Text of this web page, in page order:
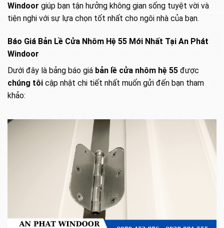
Windoor giúp bạn tận hưởng không gian sống tuyệt vời và
tiện nghi với sự lựa chọn tốt nhất cho ngôi nhà của bạn.
Báo Giá Bản Lề Cửa Nhôm Hệ 55 Mới Nhất Tại An Phát
Windoor
Dưới đây là bảng báo giá bản lề cửa nhôm hệ 55được
chúng tôi cập nhật chi tiết nhất muốn gửi đến bạn tham
khảo: